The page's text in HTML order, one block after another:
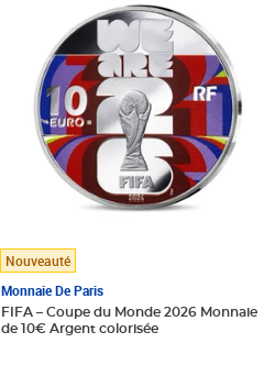
Nouveauté
Monnaie De Paris
FIFA – Coupe du Monde 2026 Monnaie
de 10€ Argent colorisée